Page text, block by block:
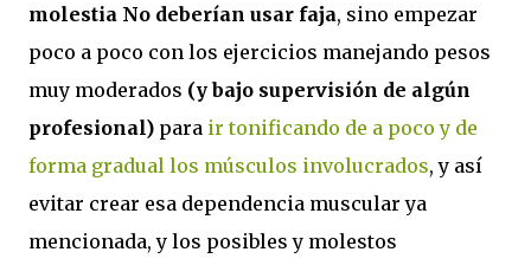
molestia No deberían usar faja, sino empezar
poco a poco con los ejercicios manejando pesos
muy moderados (y bajo supervisión de algún
profesional) para ir tonificando de a poco y de
forma gradual los músculos involucrados, y así
evitar crear esa dependencia muscular ya
mencionada, y los posibles y molestos